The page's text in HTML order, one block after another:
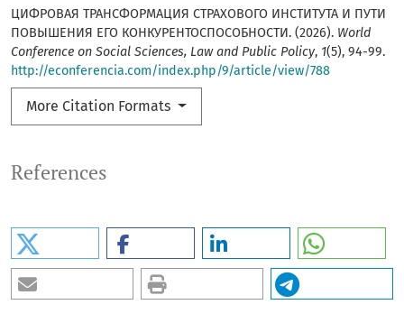
ЦИФРОВАЯ ТРАНСФОРМАЦИЯ СТРАХОВОГО ИНСТИТУТА И ПУТИ
ПОВЫШЕНИЯ ЕГО КОНКУРЕНТОСПОСОБНОСТИ. (2026). World
Conference on Social Sciences, Law and Public Policy, 1(5), 94-99.
http://econferencia.com/index.php/9/article/view/788
More Citation Formats
References